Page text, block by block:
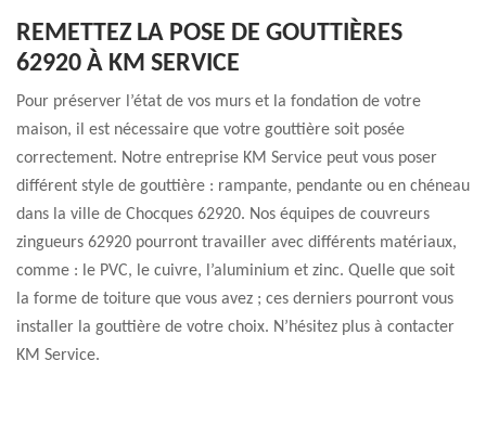
REMETTEZ LA POSE DE GOUTTIÈRES
62920 À KM SERVICE
Pour préserver l’état de vos murs et la fondation de votre
maison, il est nécessaire que votre gouttière soit posée
correctement. Notre entreprise KM Service peut vous poser
différent style de gouttière : rampante, pendante ou en chéneau
dans la ville de Chocques 62920. Nos équipes de couvreurs
zingueurs 62920 pourront travailler avec différents matériaux,
comme : le PVC, le cuivre, l’aluminium et zinc. Quelle que soit
la forme de toiture que vous avez ; ces derniers pourront vous
installer la gouttière de votre choix. N’hésitez plus à contacter
KM Service.